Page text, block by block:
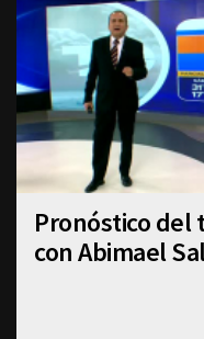
Pronóstico del
con Abimael